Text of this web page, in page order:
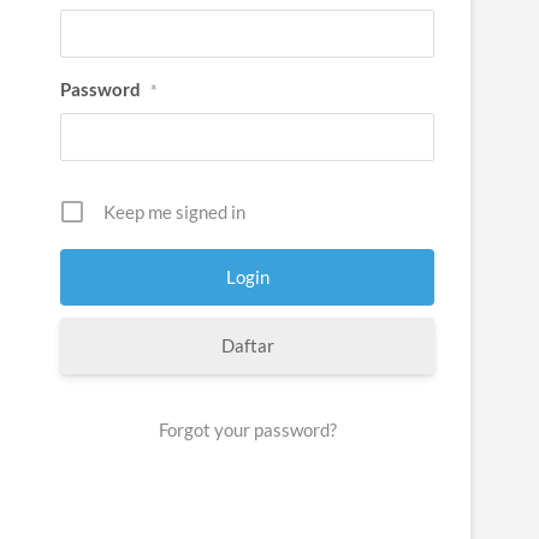
Password *
Keep me signed in
Daftar
Forgot your password?